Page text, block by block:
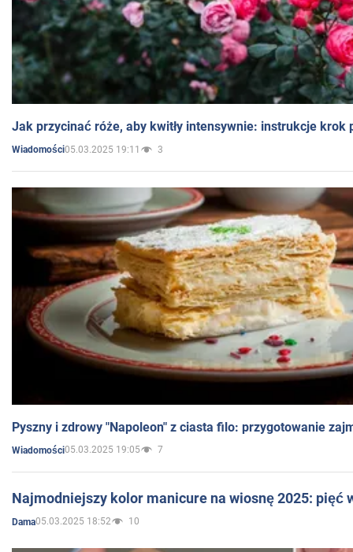
Jak przycinać róże, aby kwitły intensywnie: instrukcje krok
Wiadomości05.03.2025 19:11 3
Pyszny i zdrowy "Napoleon" z ciasta filo: przygotowanie
Wiadomości05.03.2025 19:05 7
Najmodniejszy kolor manicure na wiosnę 2025: pięć
Dama05.03.2025 18:52 10